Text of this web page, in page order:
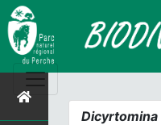
Dicyrtomina